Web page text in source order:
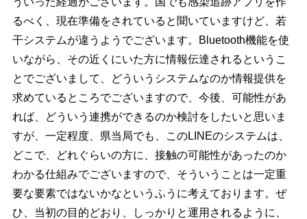
るべく、現在準備をされていると聞いていますけど、若
干システムが違うようでございます。Bluetooth機能を使
いながら、その近くにいた方に情報伝達されるというこ
とでございまして、どういうシステムなのか情報提供を
求めているところでございますので、今後、可能性があ
れば、どういう連携ができるのか検討をしたいと思いま
すが、一定程度、県当局でも、このLINEのシステムは、
どこで、どれぐらいの方に、接触の可能性があったのか
わかる仕組みでございますので、そういうことは一定重
要な要素ではないかなというふうに考えております。ぜ
ひ、当初の目的どおり、しっかりと運用されるように、